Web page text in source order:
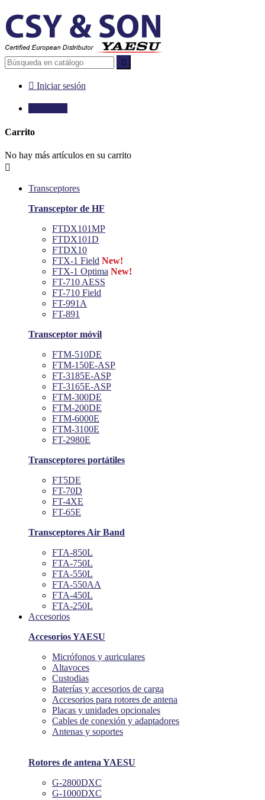

 Iniciar sesión
Carrito
No hay más artículos en su carrito

Transceptores
Transceptor de HF
FTDX101MP
FTDX101D
FTDX10
FTX-1 Field New!
FTX-1 Optima New!
FT-710 AESS
FT-710 Field
FT-991A
FT-891
Transceptor móvil
FTM-510DE
FTM-150E-ASP
FT-3185E-ASP
FT-3165E-ASP
FTM-300DE
FTM-200DE
FTM-6000E
FTM-3100E
FT-2980E
Transceptores portátiles
FT5DE
FT-70D
FT-4XE
FT-65E
Transceptores Air Band
FTA-850L
FTA-750L
FTA-550L
FTA-550AA
FTA-450L
FTA-250L
Accesorios
Accesorios YAESU
Micrófonos y auriculares
Altavoces
Custodias
Baterías y accesorios de carga
Accesorios para rotores de antena
Placas y unidades opcionales
Cables de conexión y adaptadores
Antenas y soportes
Rotores de antena YAESU
G-2800DXC
G-1000DXC